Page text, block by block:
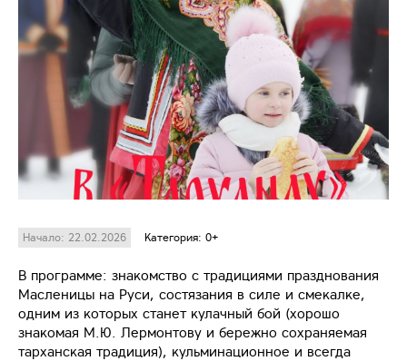
Начало: 22.02.2026 Категория: 0+
В программе: знакомство с традициями празднования
Масленицы на Руси, состязания в силе и смекалке,
одним из которых станет кулачный бой (хорошо
знакомая М.Ю. Лермонтову и бережно сохраняемая
тарханская традиция), кульминационное и всегда